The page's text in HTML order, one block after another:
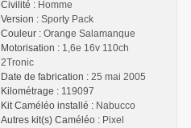
Civilité : Homme
Version : Sporty Pack
Couleur : Orange Salamanque
Motorisation : 1,6e 16v 110ch
2Tronic
Date de fabrication : 25 mai 2005
Kilométrage : 119097
Kit Caméléo installé : Nabucco
Autres kit(s) Caméléo : Pixel